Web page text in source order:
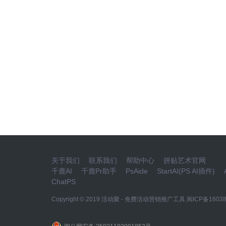
关于我们 联系我们 帮助中心
拼贴艺术官网
千鹿AI
千鹿Pr助手 PsAide StartAI(PS AI插件)
ChatPS
Copyright © 2019 活动聚 - 免费活动营销推广工具 闽ICP备